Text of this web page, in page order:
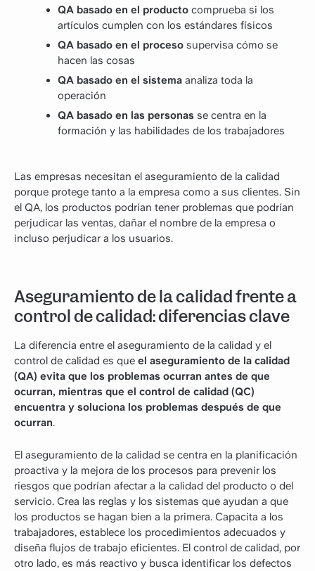
QA basado en el producto comprueba si los
artículos cumplen con los estándares físicos
QA basado en el proceso supervisa cómo se
hacen las cosas
QA basado en el sistema analiza toda la
operación
QA basado en las personas se centra en la
formación y las habilidades de los trabajadores
Las empresas necesitan el aseguramiento de la calidad
porque protege tanto a la empresa como a sus clientes. Sin
el QA, los productos podrían tener problemas que podrían
perjudicar las ventas, dañar el nombre de la empresa o
incluso perjudicar a los usuarios.
Aseguramiento de la calidad frente a
control de calidad: diferencias clave
La diferencia entre el aseguramiento de la calidad y el
control de calidad es que el aseguramiento de la calidad
(QA) evita que los problemas ocurran antes de que
ocurran, mientras que el control de calidad (QC)
encuentra y soluciona los problemas después de que
ocurran.
El aseguramiento de la calidad se centra en la planificación
proactiva y la mejora de los procesos para prevenir los
riesgos que podrían afectar a la calidad del producto o del
servicio. Crea las reglas y los sistemas que ayudan a que
los productos se hagan bien a la primera. Capacita a los
trabajadores, establece los procedimientos adecuados y
diseña flujos de trabajo eficientes. El control de calidad, por
otro lado, es más reactivo y busca identificar los defectos